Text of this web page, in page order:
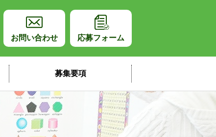
用サイト
お問い合わせ 応募フォーム
募集要項